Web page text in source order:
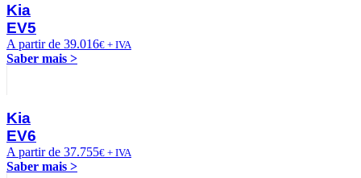
Kia
EV5
A partir de 39.016€ + IVA
Saber mais >
Kia
EV6
A partir de 37.755€ + IVA
Saber mais >